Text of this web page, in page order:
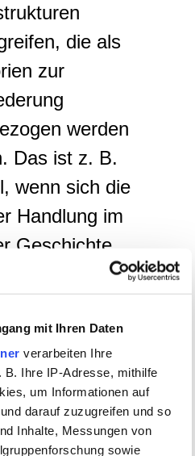
mit Ihren Daten
verarbeiten Ihre
B. Ihre IP-Adresse, mithilfe
um Informationen auf
darauf zuzugreifen und so
Inhalte, Messungen von
sowie
die als
zur
werden
Das ist z. B.
wenn sich die
Handlung im
Geschichte
wird oder
ausgeprägte
oder